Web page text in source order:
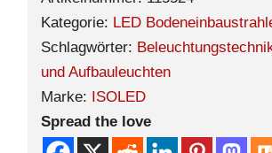
Kategorie: LED
Schlagwörter:
und Aufbauleuchten
Marke: ISOLED
Spread the love